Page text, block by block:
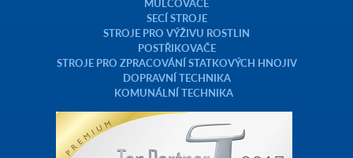
SECÍ STROJE
STROJE PRO VÝŽIVU ROSTLIN
POSTŘIKOVAČE
STROJE PRO ZPRACOVÁNÍ STATKOVÝCH HNOJIV
DOPRAVNÍ TECHNIKA
KOMUNÁLNÍ TECHNIKA